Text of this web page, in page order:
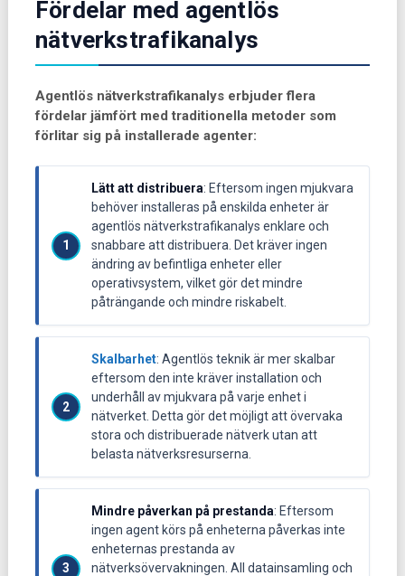
Fördelar med agentlös
nätverkstrafikanalys
Agentlös nätverkstrafikanalys erbjuder flera
fördelar jämfört med traditionella metoder som
förlitar sig på installerade agenter:
Lätt att distribuera: Eftersom ingen mjukvara
behöver installeras på enskilda enheter är
agentlös nätverkstrafikanalys enklare och
snabbare att distribuera. Det kräver ingen
ändring av befintliga enheter eller
operativsystem, vilket gör det mindre
påträngande och mindre riskabelt.
Skalbarhet: Agentlös teknik är mer skalbar
eftersom den inte kräver installation och
underhåll av mjukvara på varje enhet i
nätverket. Detta gör det möjligt att övervaka
stora och distribuerade nätverk utan att
belasta nätverksresurserna.
Mindre påverkan på prestanda: Eftersom
ingen agent körs på enheterna påverkas inte
enheternas prestanda av
nätverksövervakningen. All datainsamling och